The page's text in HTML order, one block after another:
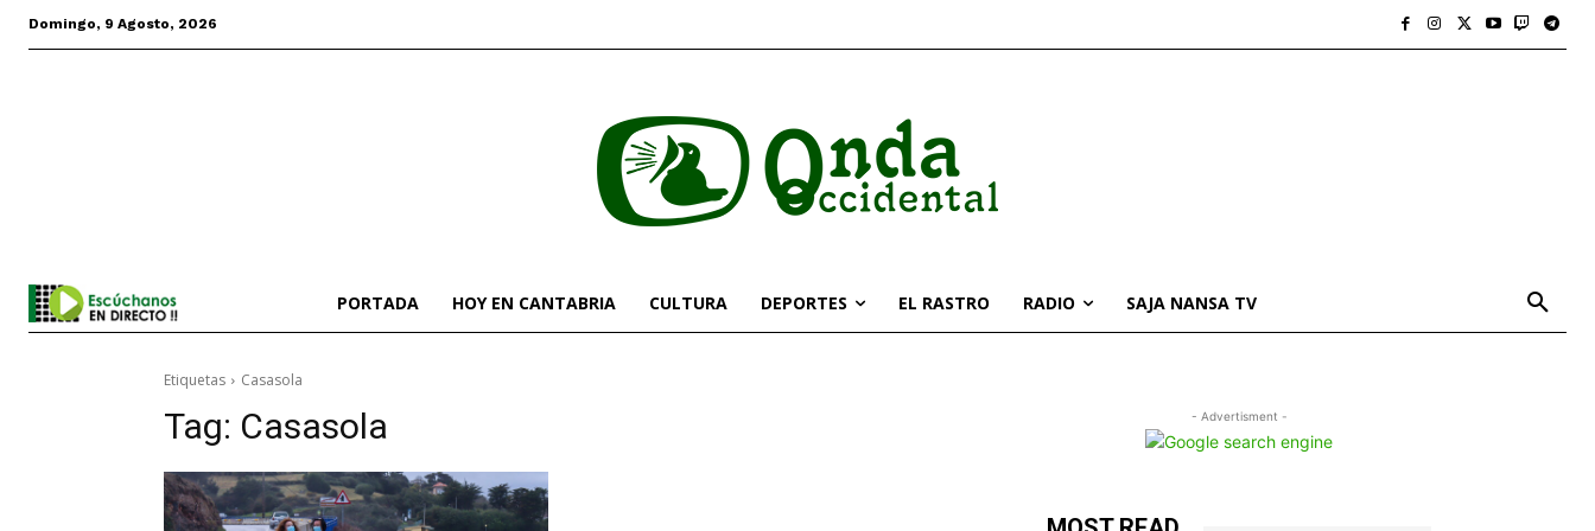
Domingo, 9 Agosto, 2026
PORTADA HOY EN CANTABRIA CULTURA DEPORTES EL RASTRO RADIO SAJA NANSA TV
Etiquetas Casasola
Tag: Casasola - Advertisment -